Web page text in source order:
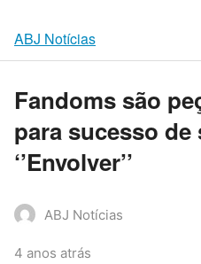
ABJ Notícias
Fandoms são
para sucesso de
‘’Envolver’’
ABJ Notícias
4 anos atrás